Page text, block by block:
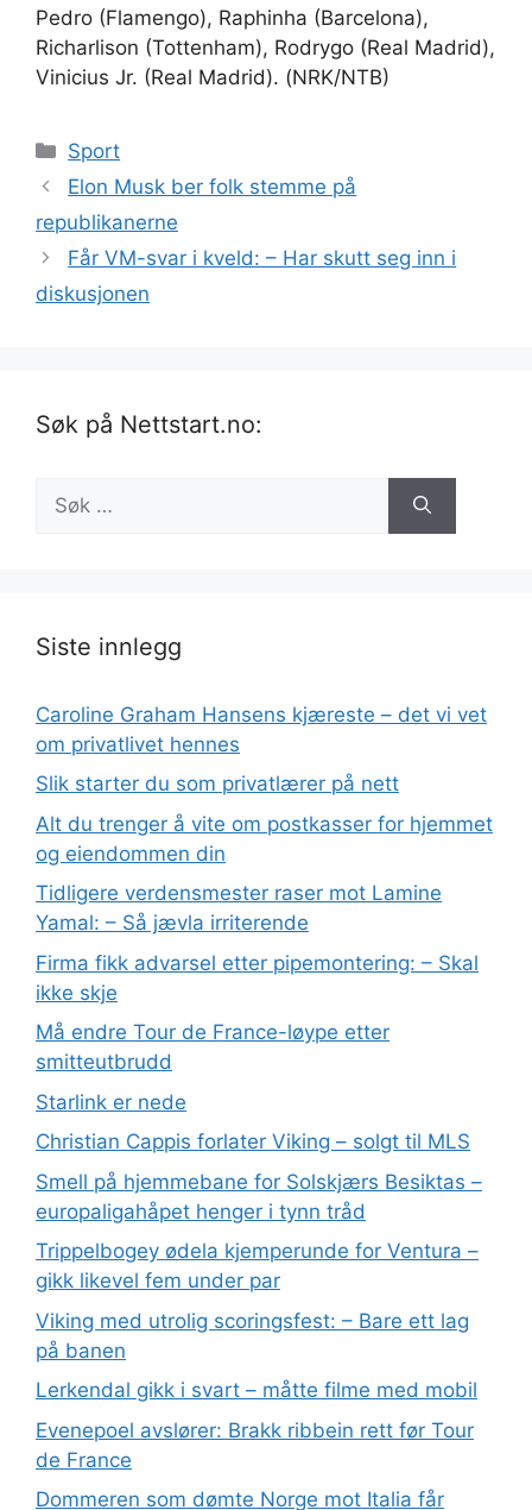
Pedro (Flamengo), Raphinha (Barcelona),
Richarlison (Tottenham), Rodrygo (Real Madrid),
Vinicius Jr. (Real Madrid). (NRK/NTB)
Kategorier
Sport
Elon Musk ber folk stemme på
republikanerne
Får VM-svar i kveld: – Har skutt seg inn i
diskusjonen
Søk på Nettstart.no:
etter:
Siste innlegg
Caroline Graham Hansens kjæreste – det vi vet
om privatlivet hennes
Slik starter du som privatlærer på nett
Alt du trenger å vite om postkasser for hjemmet
og eiendommen din
Tidligere verdensmester raser mot Lamine
Yamal: – Så jævla irriterende
Firma fikk advarsel etter pipemontering: – Skal
ikke skje
Må endre Tour de France-løype etter
smitteutbrudd
Starlink er nede
Christian Cappis forlater Viking – solgt til MLS
Smell på hjemmebane for Solskjærs Besiktas –
europaligahåpet henger i tynn tråd
Trippelbogey ødela kjemperunde for Ventura –
gikk likevel fem under par
Viking med utrolig scoringsfest: – Bare ett lag
på banen
Lerkendal gikk i svart – måtte filme med mobil
Evenepoel avslører: Brakk ribbein rett før Tour
de France
Dommeren som dømte Norge mot Italia får